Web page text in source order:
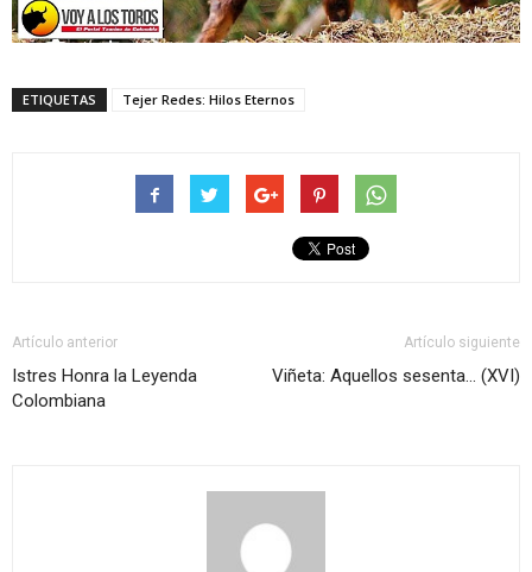
ETIQUETAS Tejer Redes: Hilos Eternos
Artículo anterior
Istres Honra la Leyenda
Colombiana
Artículo siguiente
Viñeta: Aquellos sesenta… (XVI)